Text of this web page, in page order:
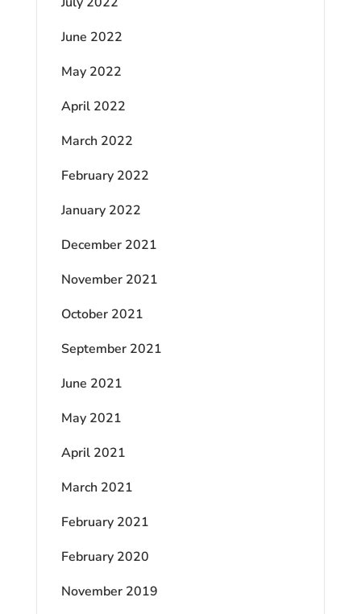
June 2022
May 2022
April 2022
March 2022
February 2022
January 2022
December 2021
November 2021
October 2021
September 2021
June 2021
May 2021
April 2021
March 2021
February 2021
February 2020
November 2019